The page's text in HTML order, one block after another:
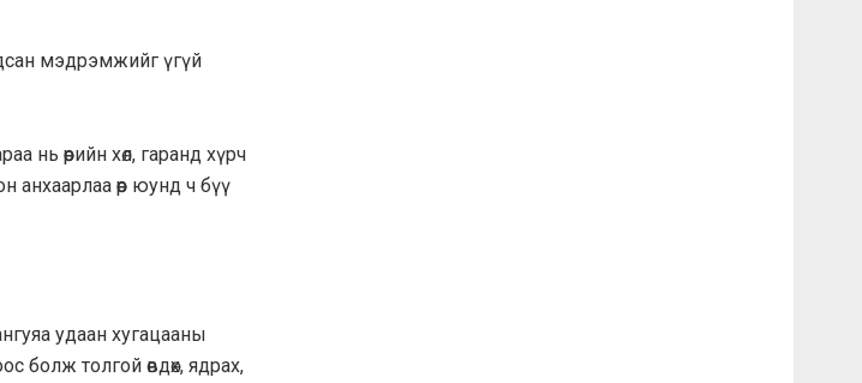
мэдрэмжийг үгүй
нь өөрийн хөл, гаранд хүрч
өөр юунд ч бүү
удаан хугацааны
болж толгой өвдөх, ядрах,